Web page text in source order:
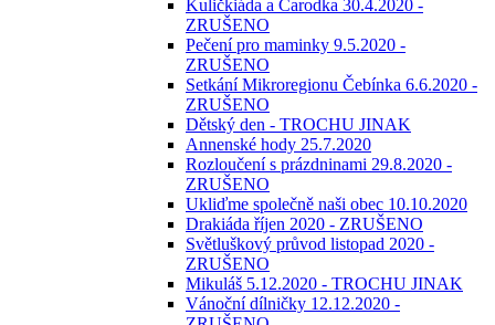
Kuličkiáda a Čarodka 30.4.2020 -
ZRUŠENO
Pečení pro maminky 9.5.2020 -
ZRUŠENO
Setkání Mikroregionu Čebínka 6.6.2020 -
ZRUŠENO
Dětský den - TROCHU JINAK
Annenské hody 25.7.2020
Rozloučení s prázdninami 29.8.2020 -
ZRUŠENO
Ukliďme společně naši obec 10.10.2020
Drakiáda říjen 2020 - ZRUŠENO
Světluškový průvod listopad 2020 -
ZRUŠENO
Mikuláš 5.12.2020 - TROCHU JINAK
Vánoční dílničky 12.12.2020 -